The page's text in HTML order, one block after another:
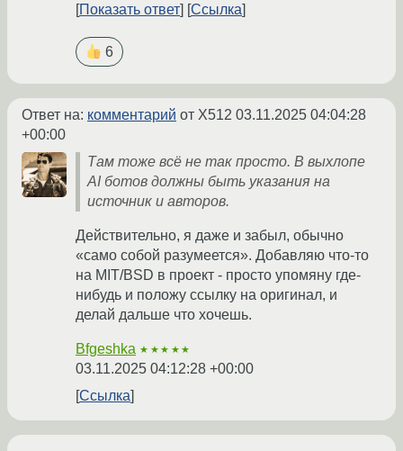
Показать ответ
Ссылка
6
Ответ на: комментарий от X512 03.11.2025 04:04:28
+00:00
Там тоже всё не так просто. В выхлопе
AI ботов должны быть указания на
источник и авторов.
Действительно, я даже и забыл, обычно
«само собой разумеется». Добавляю что-то
на MIT/BSD в проект - просто упомяну где-
нибудь и положу ссылку на оригинал, и
делай дальше что хочешь.
Bfgeshka ★★★★★
03.11.2025 04:12:28 +00:00
Ссылка